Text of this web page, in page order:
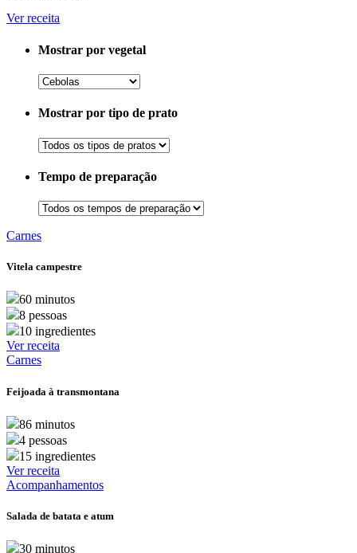
Ver receita
Mostrar por vegetal
Mostrar por tipo de prato
Tempo de preparação
Carnes
Vitela campestre
60 minutos
8 pessoas
10 ingredientes
Ver receita
Carnes
Feijoada à transmontana
86 minutos
4 pessoas
15 ingredientes
Ver receita
Acompanhamentos
Salada de batata e atum
30 minutos